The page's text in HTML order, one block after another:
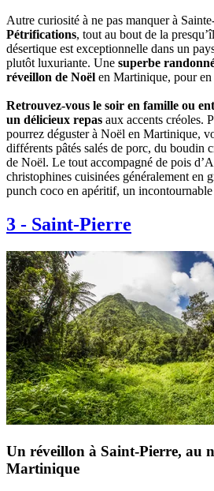
Autre curiosité à ne pas manquer à
Pétrifications, tout au bout de la
désertique est exceptionnelle dans un
plutôt luxuriante. Une superbe
réveillon de Noël en Martinique, pour
Retrouvez-vous le soir en famille ou
un délicieux repas aux accents créoles.
pourrez déguster à Noël en Martinique,
différents pâtés salés de porc, du boudin
de Noël. Le tout accompagné de pois
christophines cuisinées généralement en
punch coco en apéritif, un
3 - Saint-Pierre
Un réveillon à Saint-Pierre, au
Martinique